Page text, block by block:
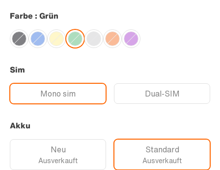
Farbe : Grün
Sim
Mono sim Dual-SIM
Akku
Neu
Ausverkauft
Standard
Ausverkauft